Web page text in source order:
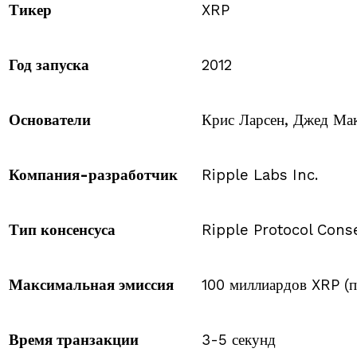
Тикер XRP
Год запуска 2012
Основатели Крис Ларсен, Джед
Компания-разработчик Ripple Labs Inc.
Тип консенсуса Ripple Protocol
Максимальная эмиссия 100 миллиардов XRP
Время транзакции 3-5 секунд